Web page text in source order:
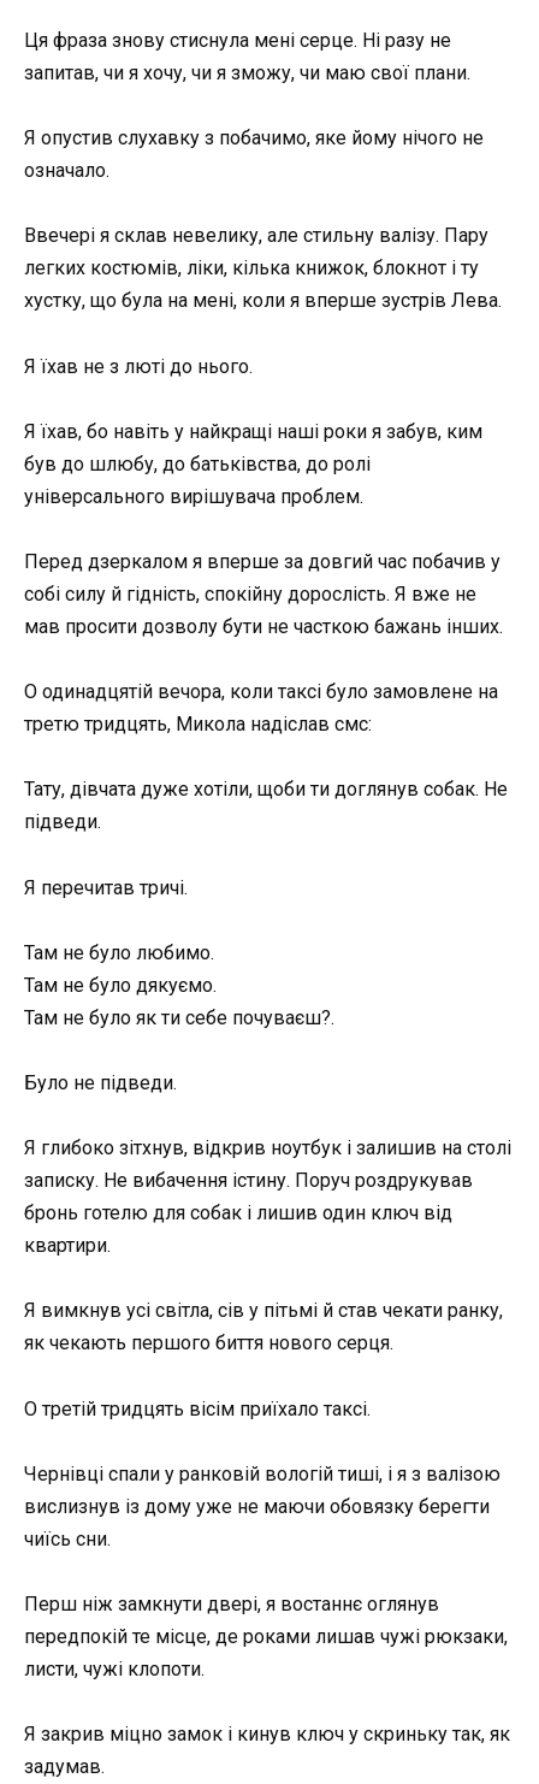
Ця фраза знову стиснула мені серце. Ні разу не
запитав, чи я хочу, чи я зможу, чи маю свої плани.
Я опустив слухавку з побачимо, яке йому нічого не
означало.
Ввечері я склав невелику, але стильну валізу. Пару
легких костюмів, ліки, кілька книжок, блокнот і ту
хустку, що була на мені, коли я вперше зустрів Лева.
Я їхав не з люті до нього.
Я їхав, бо навіть у найкращі наші роки я забув, ким
був до шлюбу, до батьківства, до ролі
універсального вирішувача проблем.
Перед дзеркалом я вперше за довгий час побачив у
собі силу й гідність, спокійну дорослість. Я вже не
мав просити дозволу бути не часткою бажань інших.
О одинадцятій вечора, коли таксі було замовлене на
третю тридцять, Микола надіслав смс:
Тату, дівчата дуже хотіли, щоби ти доглянув собак. Не
підведи.
Я перечитав тричі.
Там не було любимо.
Там не було дякуємо.
Там не було як ти себе почуваєш?.
Було не підведи.
Я глибоко зітхнув, відкрив ноутбук і залишив на столі
записку. Не вибачення істину. Поруч роздрукував
бронь готелю для собак і лишив один ключ від
квартири.
Я вимкнув усі світла, сів у пітьмі й став чекати ранку,
як чекають першого биття нового серця.
О третій тридцять вісім приїхало таксі.
Чернівці спали у ранковій вологій тиші, і я з валізою
вислизнув із дому уже не маючи обовязку берегти
чиїсь сни.
Перш ніж замкнути двері, я востаннє оглянув
передпокій те місце, де роками лишав чужі рюкзаки,
листи, чужі клопоти.
Я закрив міцно замок і кинув ключ у скриньку так, як
задумав.